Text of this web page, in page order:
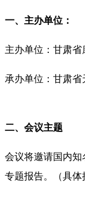
一、主办单位：
主办单位：甘肃
承办单位：甘肃
二、会议主题
会议将邀请国内
专题报告。（具体